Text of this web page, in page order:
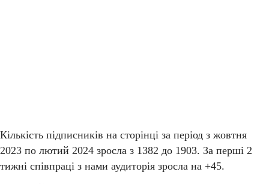
Кількість підписників на сторінці за період з жовтня
2023 по лютий 2024 зросла з 1382 до 1903. За перші 2
тижні співпраці з нами аудиторія зросла на +45.